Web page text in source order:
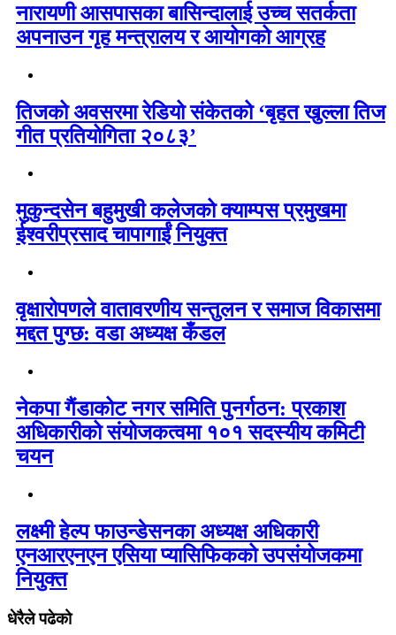
नारायणी आसपासका बासिन्दालाई उच्च सतर्कता
अपनाउन गृह मन्त्रालय र आयोगको आग्रह
तिजको अवसरमा रेडियो संकेतको ‘बृहत खुल्ला तिज
गीत प्रतियोगिता २०८३’
मुकुन्दसेन बहुमुखी कलेजको क्याम्पस प्रमुखमा
ईश्वरीप्रसाद चापागाईं नियुक्त
वृक्षारोपणले वातावरणीय सन्तुलन र समाज विकासमा
मद्दत पुग्छ: वडा अध्यक्ष कँडल
नेकपा गैंडाकोट नगर समिति पुनर्गठन: प्रकाश
अधिकारीको संयोजकत्वमा १०१ सदस्यीय कमिटी
चयन
लक्ष्मी हेल्प फाउन्डेसनका अध्यक्ष अधिकारी
एनआरएनएन एसिया प्यासिफिकको उपसंयोजकमा
नियुक्त
धेरैले पढेको